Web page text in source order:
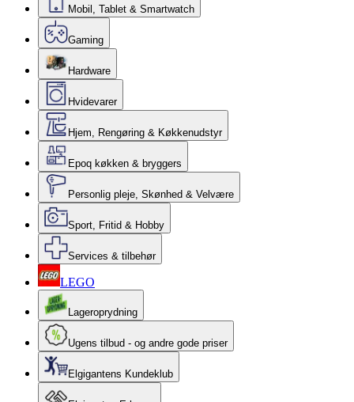
Mobil, Tablet & Smartwatch
Gaming
Hardware
Hvidevarer
Hjem, Rengøring & Køkkenudstyr
Epoq køkken & bryggers
Personlig pleje, Skønhed & Velvære
Sport, Fritid & Hobby
Services & tilbehør
LEGO
Lageroprydning
Ugens tilbud - og andre gode priser
Elgigantens Kundeklub